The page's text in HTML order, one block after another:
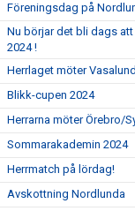
Föreningsdag på
Nu börjar det bli dags
2024 !
Herrlaget möter
Blikk-cupen 2024
Herrarna möter Örebro/
Sommarakademin 2024
Herrmatch på lördag!
Avskottning Nordlunda